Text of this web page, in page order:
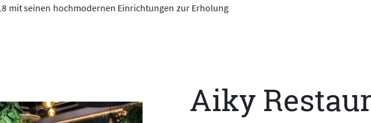
mit seinen hochmodernen Einrichtungen zur Erholung
Aiky